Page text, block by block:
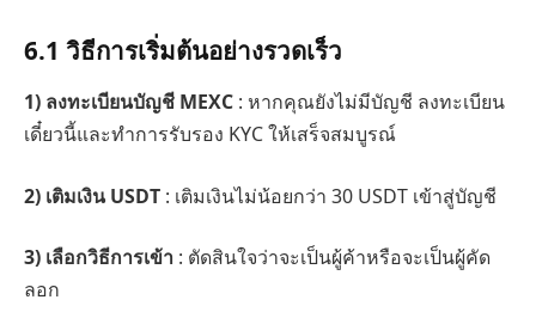
6.1 วิธีการเริ่มต้นอย่างรวดเร็ว
1) ลงทะเบียนบัญชี MEXC : หากคุณยังไม่มีบัญชี ลงทะเบียน
เดี๋ยวนี้และทำการรับรอง KYC ให้เสร็จสมบูรณ์
2) เติมเงิน USDT : เติมเงินไม่น้อยกว่า 30 USDT เข้าสู่บัญชี
3) เลือกวิธีการเข้า : ตัดสินใจว่าจะเป็นผู้ค้าหรือจะเป็นผู้คัด
ลอก